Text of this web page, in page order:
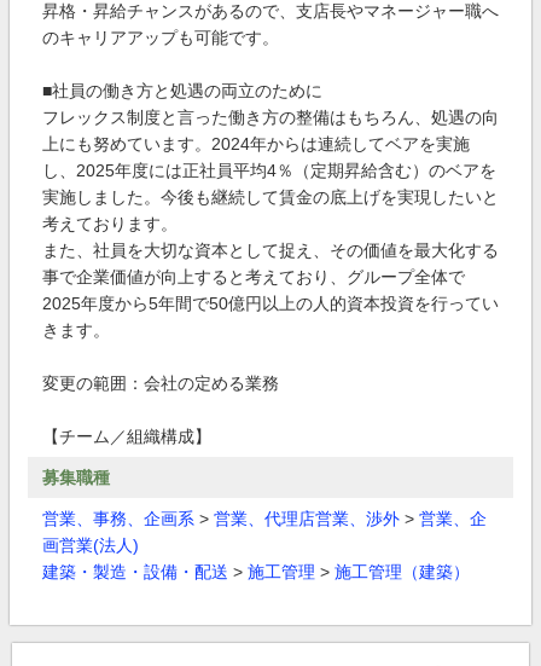
昇格・昇給チャンスがあるので、支店長やマネージャー職へ
のキャリアアップも可能です。
■社員の働き方と処遇の両立のために
フレックス制度と言った働き方の整備はもちろん、処遇の向
上にも努めています。2024年からは連続してベアを実施
し、2025年度には正社員平均4％（定期昇給含む）のベアを
実施しました。今後も継続して賃金の底上げを実現したいと
考えております。
また、社員を大切な資本として捉え、その価値を最大化する
事で企業価値が向上すると考えており、グループ全体で
2025年度から5年間で50億円以上の人的資本投資を行ってい
きます。
変更の範囲：会社の定める業務
【チーム／組織構成】
募集職種
営業、事務、企画系 > 営業、代理店営業、渉外 > 営業、企
画営業(法人)
建築・製造・設備・配送 > 施工管理 > 施工管理（建築）